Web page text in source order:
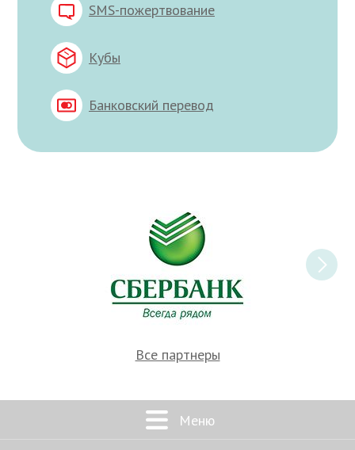
SMS-пожертвование
Кубы
Банковский перевод
Все партнеры
Меню